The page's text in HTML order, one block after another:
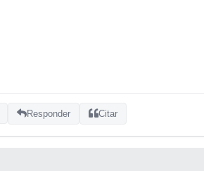
Responder Citar